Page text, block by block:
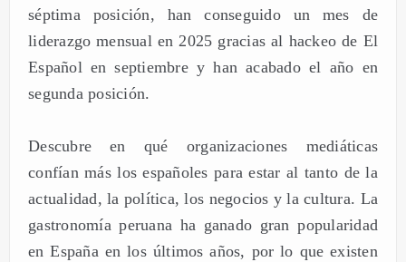
séptima posición, han conseguido un mes de
liderazgo mensual en 2025 gracias al hackeo de El
Español en septiembre y han acabado el año en
segunda posición.
Descubre en qué organizaciones mediáticas
confían más los españoles para estar al tanto de la
actualidad, la política, los negocios y la cultura. La
gastronomía peruana ha ganado gran popularidad
en España en los últimos años, por lo que existen